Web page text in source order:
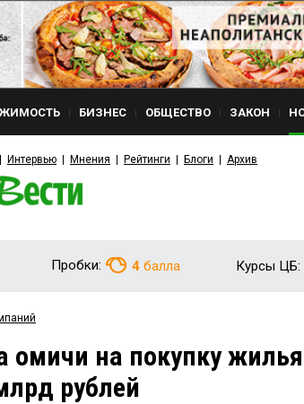
БИЗНЕС ОБЩЕСТВО ЗАКОН
Интервью Мнения Рейтинги Блоги Архив
Пробки: 4 балла Курсы ЦБ:
омичи на покупку
рублей